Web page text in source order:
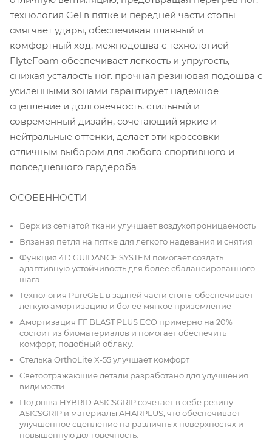
технология Gel в пятке и передней части стопы
смягчает удары, обеспечивая плавный и
комфортный ход. межподошва с технологией
FlyteFoam обеспечивает легкость и упругость,
снижая усталость ног. прочная резиновая подошва с
усиленными зонами гарантирует надежное
сцепление и долговечность. стильный и
современный дизайн, сочетающий яркие и
нейтральные оттенки, делает эти кроссовки
отличным выбором для любого спортивного и
повседневного гардероба
ОСОБЕННОСТИ
Верх из сетчатой ткани улучшает воздухопроницаемость
Вязаная петля на пятке для легкого надевания и снятия
Функция 4D GUIDANCE SYSTEM помогает создать
адаптивную устойчивость для более сбалансированного
шага.
Технология PureGEL в задней части стопы обеспечивает
легкую амортизацию и более мягкое приземление
Амортизация FF BLAST PLUS ECO примерно на 20%
состоит из биоматериалов и помогает обеспечить
комфорт, подобный облаку.
Стелька OrthoLite X-55 улучшает комфорт
Светоотражающие детали разработано для улучшения
видимости
Подошва HYBRID ASICSGRIP сочетает в себе резину
ASICSGRIP и материалы AHARPLUS, что обеспечивает
улучшенное сцепление на различных поверхностях и
повышенную долговечность.